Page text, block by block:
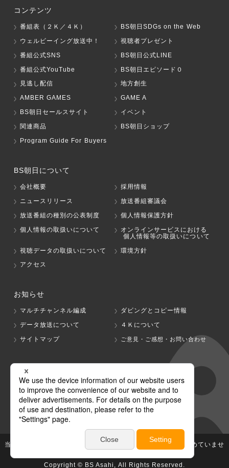
コンテンツ
番組表（２Ｋ／４Ｋ）
BS朝日SDGs on the Web
ウェルビーイング放送中！
視聴者プレゼント
番組公式SNS
BS朝日公式LINE
番組公式YouTube
BS朝日エピソード０
見逃し配信
地方創生
AMBER GAMES
GAME A
BS朝日セールスサイト
イベント
関連商品
BS朝日ショップ
Program Guide For Buyers
BS朝日について
会社概要
採用情報
ニュースリリース
放送番組審議会
放送番組の種別の公表制度
個人情報保護方針
個人情報の取扱いについて
オンラインサービスにおける
個人情報等の取扱いについて
視聴データの取扱いについて
環境方針
アクセス
お知らせ
マルチチャンネル編成
ダビングとコピー情報
データ放送について
４Ｋについて
サイトマップ
ご意見・ご感想・お問い合わせ
グループ会社
テレビ朝日 テレ朝チャンネル
当社が著作権、著作隣接権を有する放送番組等の無断利用は認めていませ
ん。
Copyright © BS Asahi, All Rights Reserved.